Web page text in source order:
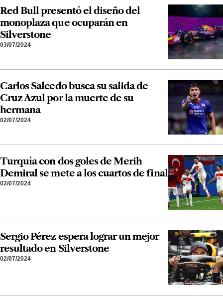
Red Bull presentó el diseño del
monoplaza que ocuparán en
Silverstone
03/07/2024
Carlos Salcedo busca su salida de
Cruz Azul por la muerte de su
hermana
02/07/2024
Turquía con dos goles de Merih
Demiral se mete a los cuartos de final
02/07/2024
Sergio Pérez espera lograr un mejor
resultado en Silverstone
02/07/2024